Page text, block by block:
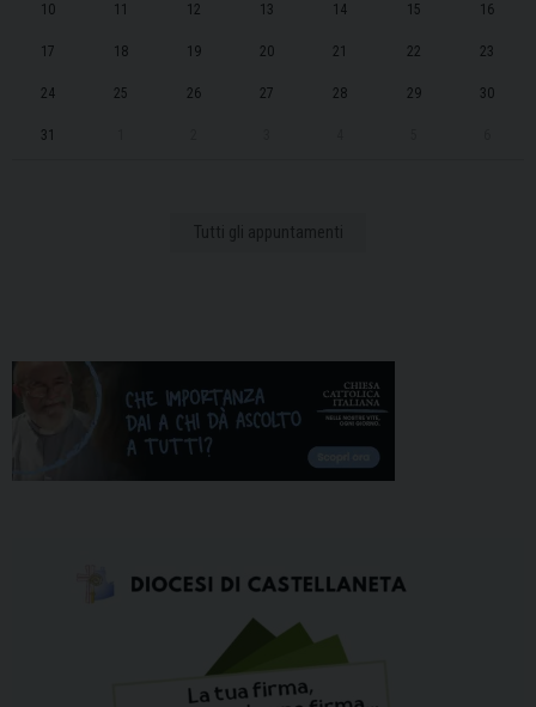
10 11 12 13 14 15 16
17 18 19 20 21 22 23
24 25 26 27 28 29 30
31
Tutti gli appuntamenti